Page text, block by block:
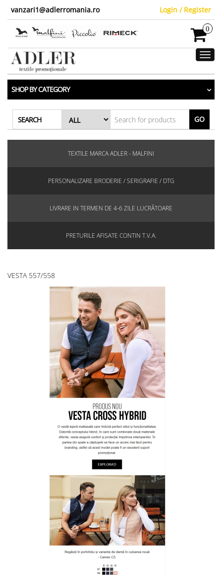
vanzari1@adlerromania.ro Login / Register
0
SHOP BY CATEGORY
SEARCH GO
TEXTILE MARCA ADLER - MALFINI
PERSONALIZARE BRODERIE / SERIGRAFIE / DTG
LIVRARE IN TERMEN DE 4-6 ZILE LUCRĂTOARE
PRETURILE AFISATE CONTIN T.V.A.
VESTA 557/558